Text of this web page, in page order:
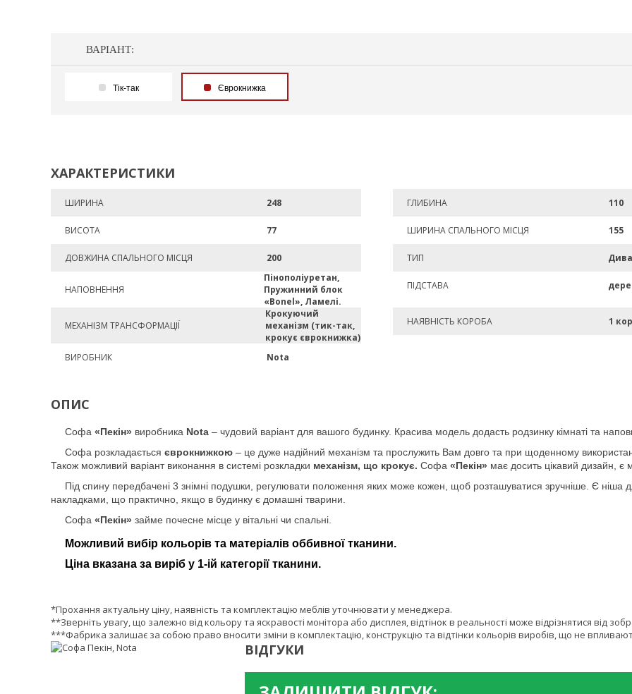
ВАРІАНТ:
Тік-так Єврокнижка
ХАРАКТЕРИСТИКИ
ШИРИНА 248 ГЛИБИНА 110
ВИСОТА 77 ШИРИНА СПАЛЬНОГО МІСЦЯ 155
ДОВЖИНА СПАЛЬНОГО МІСЦЯ 200 ТИП
НАПОВНЕННЯ
Пінополіуретан,
Пружинний блок
«Bonel», Ламелі.
ПІДСТАВА
МЕХАНІЗМ ТРАНСФОРМАЦІЇ
Крокуючий
механізм (тик-так,
крокує єврокнижка)
НАЯВНІСТЬ КОРОБА 1
ВИРОБНИК Nota
ОПИС
Софа «Пекін» виробника Nota– чудовий варіант для вашого будинку. Красива модель додасть родзинку кімнаті та
Софа розкладається єврокнижкою– це дуже надійний механізм та прослужить Вам довго та при щоденному
Також можливий варіант виконання в системі розкладки механізм, що крокує. Софа «Пекін» має досить цікавий дизайн, є
Під спину передбачені 3 знімні подушки, регулювати положення яких може кожен, щоб розташуватися зручніше. Є ніша
накладками, що практично, якщо в будинку є домашні тварини.
Софа «Пекін» займе почесне місце у вітальні чи спальні.
Можливий вибір кольорів та матеріалів оббивної тканини.
Ціна вказана за виріб у 1-ій категорії тканини.
*Прохання актуальну ціну, наявність та комплектацію меблів уточнювати у менеджера.
**Зверніть увагу, що залежно від кольору та яскравості монітора або дисплея, відтінок в реальності може відрізнятися від
***Фабрика залишає за собою право вносити зміни в комплектацію, конструкцію та відтінки кольорів виробів, що не
ВІДГУКИ